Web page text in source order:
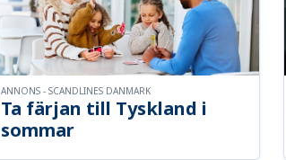
Ta färjan till Tyskland i
sommar
ANNONS - SCANDLINES DANMARK